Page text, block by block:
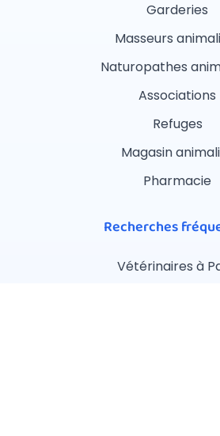
Garderies
Masseurs
Naturopathes
Associations
Refuges
Magasin
Pharmacie
Recherches
Vétérinaires à